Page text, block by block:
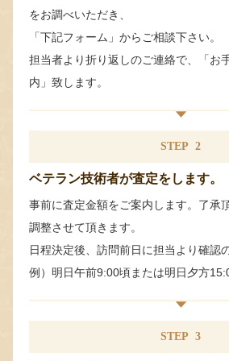
をお調べいただき、
「下記フォーム」からご相談下さい。
担当者より折り返しのご連絡で、「お
内」致します。
STEP 2
ベテラン技術者が査定をします。
事前に査定金額をご案内します。了承
調整させて頂きます。
日程決定後、訪問前日に担当より確認
例）明日午前9:00頃または明日夕方
STEP 3